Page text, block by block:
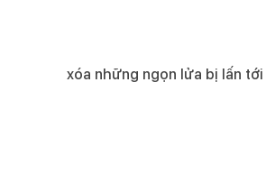
xóa những ngọn lửa bị lấn